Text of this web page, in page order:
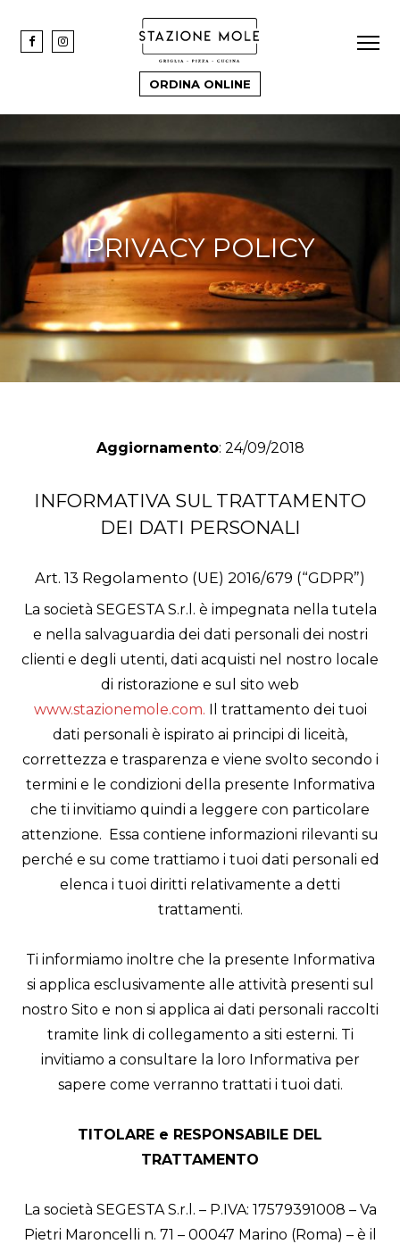
ORDINA ONLINE
PRIVACY POLICY
Aggiornamento: 24/09/2018
INFORMATIVA SUL TRATTAMENTO
DEI DATI PERSONALI
Art. 13 Regolamento (UE) 2016/679 (“GDPR”)
La società SEGESTA S.r.l. è impegnata nella tutela
e nella salvaguardia dei dati personali dei nostri
clienti e degli utenti, dati acquisti nel nostro locale
di ristorazione e sul sito web
www.stazionemole.com. Il trattamento dei tuoi
dati personali è ispirato ai principi di liceità,
correttezza e trasparenza e viene svolto secondo i
termini e le condizioni della presente Informativa
che ti invitiamo quindi a leggere con particolare
attenzione. Essa contiene informazioni rilevanti su
perché e su come trattiamo i tuoi dati personali ed
elenca i tuoi diritti relativamente a detti
trattamenti.
Ti informiamo inoltre che la presente Informativa
si applica esclusivamente alle attività presenti sul
nostro Sito e non si applica ai dati personali raccolti
tramite link di collegamento a siti esterni. Ti
invitiamo a consultare la loro Informativa per
sapere come verranno trattati i tuoi dati.
TITOLARE e RESPONSABILE DEL
TRATTAMENTO
La società SEGESTA S.r.l. – P.IVA: 17579391008 – Va
Pietri Maroncelli n. 71 – 00047 Marino (Roma) – è il